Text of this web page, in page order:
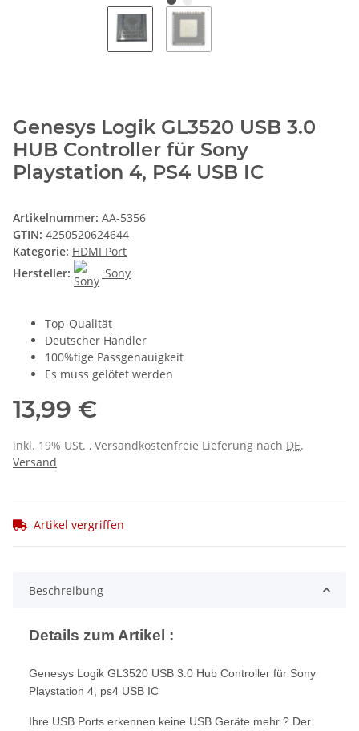
Genesys Logik GL3520 USB 3.0
HUB Controller für Sony
Playstation 4, PS4 USB IC
Artikelnummer: AA-5356
GTIN: 4250520624644
Kategorie: HDMI Port
Hersteller:
Sony
Top-Qualität
Deutscher Händler
100%tige Passgenauigkeit
Es muss gelötet werden
13,99 €
inkl. 19% USt. , Versandkostenfreie Lieferung nach DE.
Versand
Artikel vergriffen
Beschreibung
Details zum Artikel :
Genesys Logik GL3520 USB 3.0 Hub Controller für Sony
Playstation 4, ps4 USB IC
Ihre USB Ports erkennen keine USB Geräte mehr ? Der